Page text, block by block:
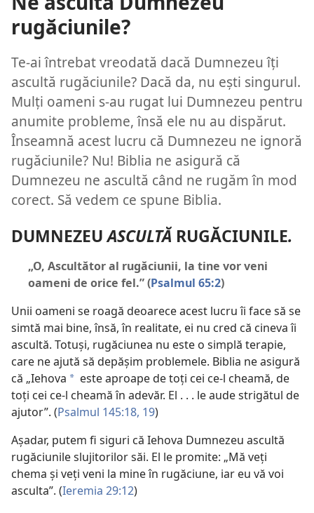
rugăciunile?
Te-ai întrebat vreodată dacă Dumnezeu îți
ascultă rugăciunile? Dacă da, nu ești singurul.
Mulți oameni s-au rugat lui Dumnezeu pentru
anumite probleme, însă ele nu au dispărut.
Înseamnă acest lucru că Dumnezeu ne ignoră
rugăciunile? Nu! Biblia ne asigură că
Dumnezeu ne ascultă când ne rugăm în mod
corect. Să vedem ce spune Biblia.
DUMNEZEUASCULTĂ RUGĂCIUNILE.
„O, Ascultător al rugăciunii, la tine vor veni
oameni de orice fel.” (Psalmul 65:2)
Unii oameni se roagă deoarece acest lucru îi face să se
simtă mai bine, însă, în realitate, ei nu cred că cineva îi
ascultă. Totuși, rugăciunea nu este o simplă terapie,
care ne ajută să depășim problemele. Biblia ne asigură
că „Iehova a este aproape de toți cei ce-l cheamă, de
toți cei ce-l cheamă în adevăr. El . . . le aude strigătul de
ajutor”. (Psalmul 145:18, 19)
Așadar, putem fi siguri că Iehova Dumnezeu ascultă
rugăciunile slujitorilor săi. El le promite: „Mă veți
chema și veți veni la mine în rugăciune, iar eu vă voi
asculta”. (Ieremia 29:12)